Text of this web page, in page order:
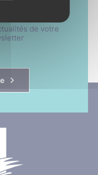
de votre